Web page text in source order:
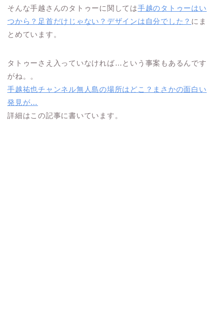
そんな手越さんのタトゥーに関しては手越のタトゥーはい
つから？足首だけじゃない？デザインは自分でした？ にま
とめています。
タトゥーさえ入っていなければ…という事案もあるんです
がね。。
手越祐也チャンネル無人島の場所はどこ？まさかの面白い
発見が…
詳細はこの記事に書いています。